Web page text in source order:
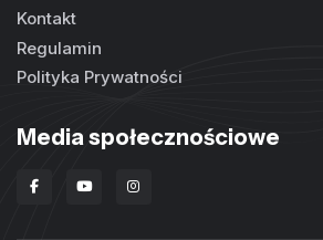
Kontakt
Regulamin
Polityka Prywatności
Media społecznościowe